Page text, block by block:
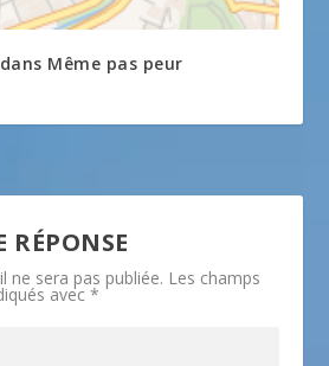
Même pas peur
RÉPONSE
ne sera pas publiée. Les champs
avec*